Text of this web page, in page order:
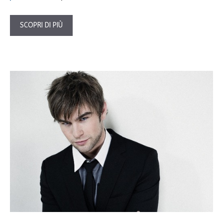
SCOPRI DI PIÙ